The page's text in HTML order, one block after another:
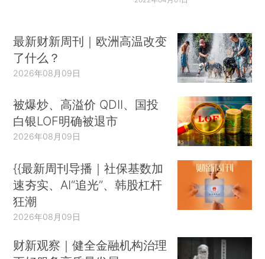
最新财新周刊｜欧洲高温改变
了什么？
2026年08月09日
被爆炒、高溢价 QDII、国投
白银LOF明确被退市
2026年08月09日
{{最新周刊导播｜社保基数加
速夯实、AI“追光”、韩股杠杆
狂潮
2026年08月09日
财新观察｜健全金融机构治理